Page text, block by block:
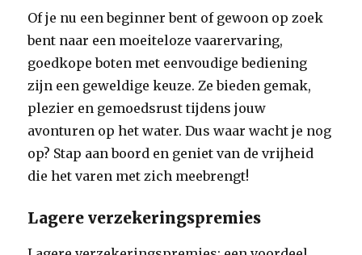
Of je nu een beginner bent of gewoon op zoek
bent naar een moeiteloze vaarervaring,
goedkope boten met eenvoudige bediening
zijn een geweldige keuze. Ze bieden gemak,
plezier en gemoedsrust tijdens jouw
avonturen op het water. Dus waar wacht je nog
op? Stap aan boord en geniet van de vrijheid
die het varen met zich meebrengt!
Lagere verzekeringspremies